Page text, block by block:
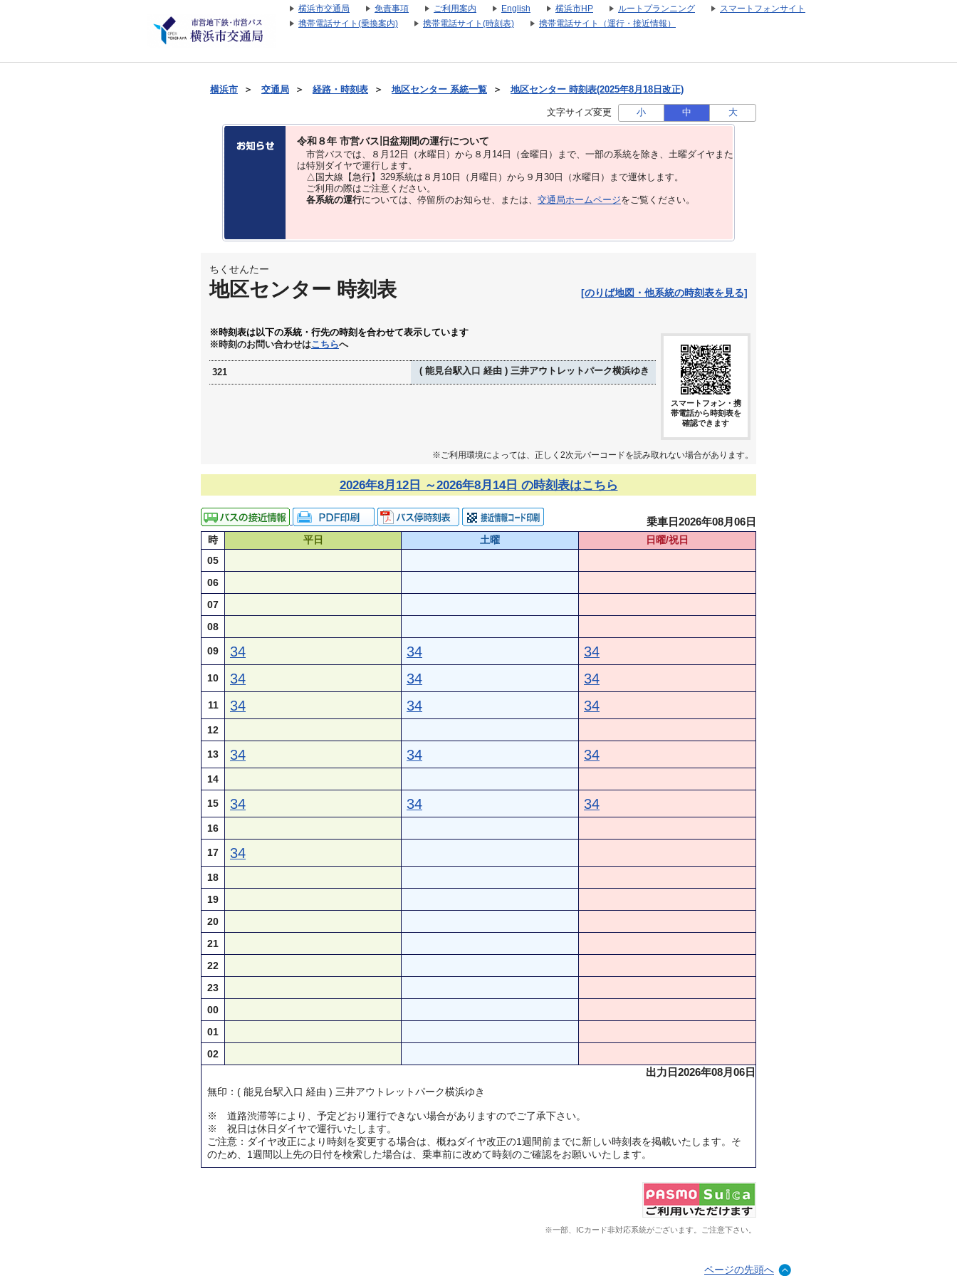
横浜市交通局 免責事項 ご利用案内 English 横浜市HP ルートプランニング
スマートフォンサイト
携帯電話サイト(乗換案内)
携帯電話サイト(時刻表) 携帯電話サイト（運行・接近情報）
横浜市 ＞ 交通局 ＞ 経路・時刻表 ＞ 地区センター 系統一覧 ＞ 地区センター 時刻表(2025年8月18日改正)
文字サイズ変更 小 中 大
令和８年 市営バス旧盆期間の運行について
市営バスでは、８⽉12⽇（水曜日）から８⽉14⽇（金曜日）まで、⼀部の系統を除き、⼟曜ダイヤまた
は特別ダイヤで運⾏します。
△国大線【急行】329系統は８月10日（月曜日）から９月30日（水曜日）まで運休します。
ご利用の際はご注意ください。
各系統の運行については、停留所のお知らせ、または、 交通局ホームページをご覧ください。
ちくせんたー
地区センター 時刻表 [のりば地図・他系統の時刻表を見る]
※時刻表は以下の系統・行先の時刻を合わせて表示しています
※時刻のお問い合わせはこちらへ
321 ( 能見台駅入口 経由 ) 三井アウトレットパーク横浜ゆき
スマートフォン・携
帯電話から時刻表を
確認できます
※ご利用環境によっては、正しく2次元バーコードを読み取れない場合があります。
2026年8月12日 ～2026年8月14日 の時刻表はこちら
乗車日2026年08月06日
時 平日 土曜
日曜/祝日
05
06
07
08
09 34 34 34
10 34 34 34
11 34 34 34
12
13 34 34 34
14
15 34 34 34
16
17 34
18
19
20
21
22
23
00
01
02
出力日2026年08月06日
無印：( 能見台駅入口 経由 ) 三井アウトレットパーク横浜ゆき
※ 道路渋滞等により、予定どおり運行できない場合がありますのでご了承下さい。
※ 祝日は休日ダイヤで運行いたします。
ご注意：ダイヤ改正により時刻を変更する場合は、概ねダイヤ改正の1週間前までに新しい時刻表を掲載いたします。そ
のため、1週間以上先の日付を検索した場合は、乗車前に改めて時刻のご確認をお願いいたします。
※一部、ICカード非対応系統がございます。ご注意下さい。
ページの先頭へ